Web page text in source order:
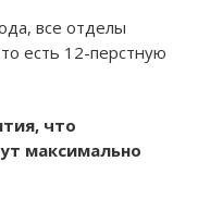
все отделы
есть 12-перстную
что
максимально